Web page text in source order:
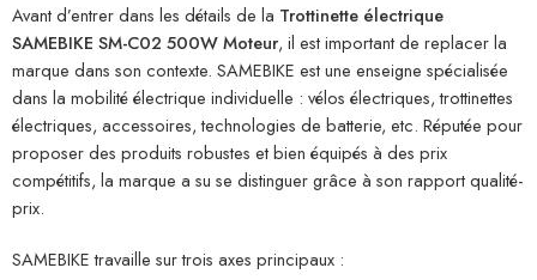
Avant d’entrer dans les détails de la Trottinette électrique
SAMEBIKE SM-C02 500W Moteur, il est important de replacer la
marque dans son contexte. SAMEBIKE est une enseigne spécialisée
dans la mobilité électrique individuelle : vélos électriques, trottinettes
électriques, accessoires, technologies de batterie, etc. Réputée pour
proposer des produits robustes et bien équipés à des prix
compétitifs, la marque a su se distinguer grâce à son rapport qualité-
prix.
SAMEBIKE travaille sur trois axes principaux :